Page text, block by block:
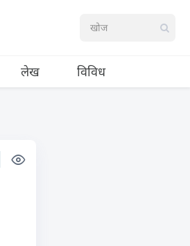
लेख विविध